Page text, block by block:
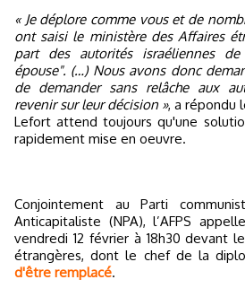
« Je déplore comme vous et de
ont saisi le ministère des Affaires
part des autorités israéliennes
épouse". (…) Nous avons donc
de demander sans relâche aux
revenir sur leur décision », a répondu
Lefort attend toujours qu'une
rapidement mise en oeuvre.
Conjointement au Parti communiste, au Nouveau Parti
Anticapitaliste (NPA), l’AFPS
vendredi 12 février à 18h30 devant
étrangères, dont le chef de la
d'être remplacé.